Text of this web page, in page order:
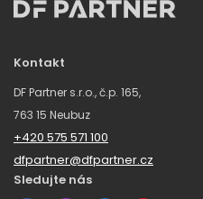
Kontakt
DF Partner s.r.o., č.p. 165,
763 15 Neubuz
+420 575 571 100
dfpartner@dfpartner.cz
Sledujte nás